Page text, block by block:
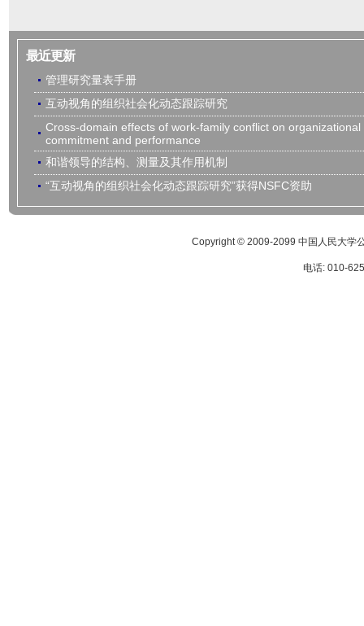
最近更新
管理研究量表手册
互动视角的组织社会化动态跟踪研究
Cross-domain effects of work-family conflict on organizational
commitment and performance
和谐领导的结构、测量及其作用机制
“互动视角的组织社会化动态跟踪研究”获得NSFC资助
Copyright © 2009-2099 中国人民大学
电话: 010-